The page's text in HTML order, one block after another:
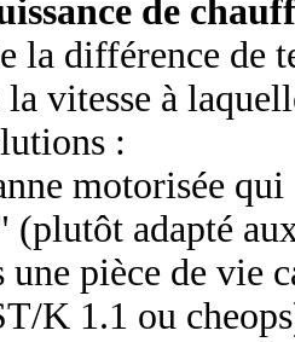
de
la différence de
la vitesse à
:
motorisée
(plutôt adapté
une pièce de vie
K 1.1 ou